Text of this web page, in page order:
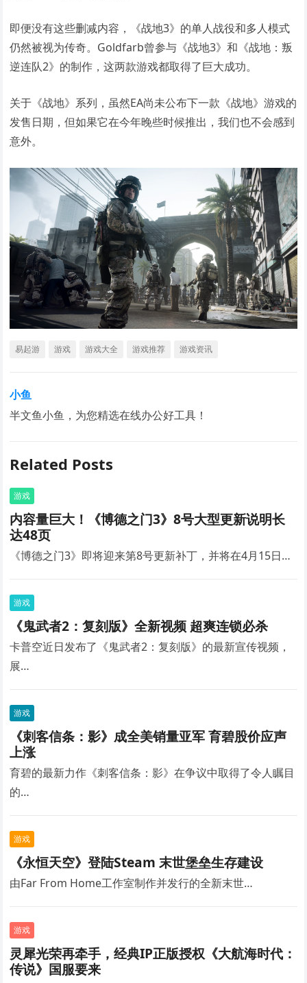
即便没有这些删减内容，《战地3》的单人战役和多人模式
仍然被视为传奇。Goldfarb曾参与《战地3》和《战地：叛
逆连队2》的制作，这两款游戏都取得了巨大成功。
关于《战地》系列，虽然EA尚未公布下一款《战地》游戏的
发售日期，但如果它在今年晚些时候推出，我们也不会感到
意外。
易起游 游戏 游戏大全 游戏推荐 游戏资讯
小鱼
半文鱼小鱼，为您精选在线办公好工具！
Related Posts
游戏
内容量巨大！《博德之门3》8号大型更新说明长
达48页
《博德之门3》即将迎来第8号更新补丁，并将在4月15日…
游戏
《鬼武者2：复刻版》全新视频 超爽连锁必杀
卡普空近日发布了《鬼武者2：复刻版》的最新宣传视频，
展…
游戏
《刺客信条：影》成全美销量亚军 育碧股价应声
上涨
育碧的最新力作《刺客信条：影》在争议中取得了令人瞩目
的…
游戏
《永恒天空》登陆Steam 末世堡垒生存建设
由Far From Home工作室制作并发行的全新末世…
游戏
灵犀光荣再牵手，经典IP正版授权《大航海时代：
传说》国服要来